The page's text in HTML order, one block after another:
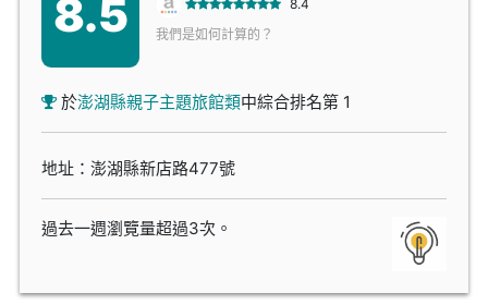
8.5
8.4
我們是如何計算的？
於澎湖縣親子主題旅館類中綜合排名第 1
地址：澎湖縣新店路477號
過去一週瀏覽量超過3次。